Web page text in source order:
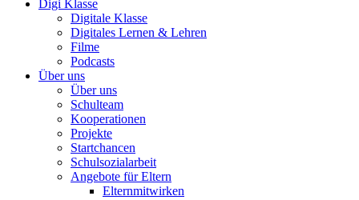
Digi Klasse
Digitale Klasse
Digitales Lernen & Lehren
Filme
Podcasts
Über uns
Über uns
Schulteam
Kooperationen
Projekte
Startchancen
Schulsozialarbeit
Angebote für Eltern
Elternmitwirken